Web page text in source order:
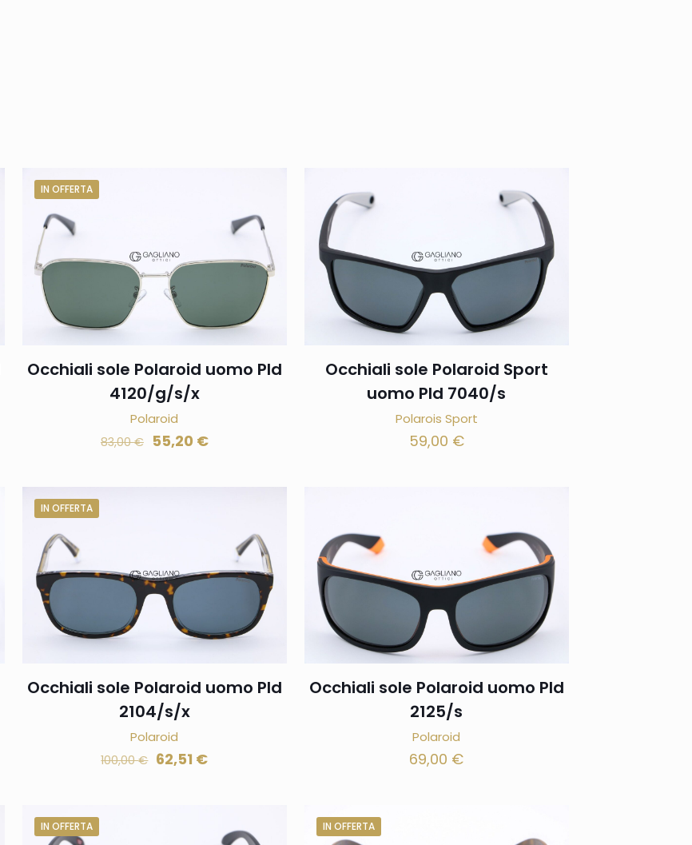
IN OFFERTA
Occhiali sole Polaroid uomo Pld
4120/g/s/x
Polaroid
83,00€ 55,20 €
Occhiali sole Polaroid Sport
uomo Pld 7040/s
Polarois Sport
59,00 €
IN OFFERTA
Occhiali sole Polaroid uomo Pld
2104/s/x
Polaroid
100,00€ 62,51 €
Occhiali sole Polaroid uomo Pld
2125/s
Polaroid
69,00 €
IN OFFERTA IN OFFERTA